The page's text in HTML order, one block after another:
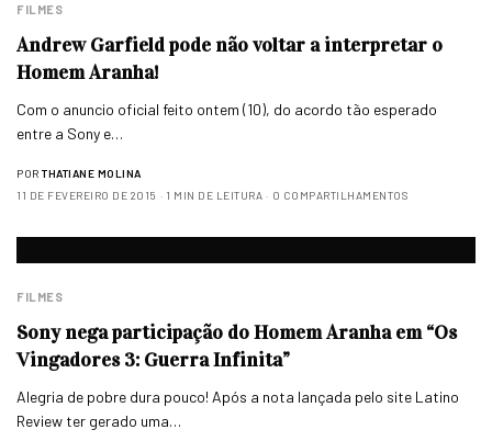
FILMES
Andrew Garfield pode não voltar a interpretar o
Homem Aranha!
Com o anuncio oficial feito ontem (10), do acordo tão esperado
entre a Sony e…
POR THATIANE MOLINA
11 DE FEVEREIRO DE 2015
1 MIN DE LEITURA 0 COMPARTILHAMENTOS
FILMES
Sony nega participação do Homem Aranha em “Os
Vingadores 3: Guerra Infinita”
Alegria de pobre dura pouco! Após a nota lançada pelo site Latino
Review ter gerado uma…